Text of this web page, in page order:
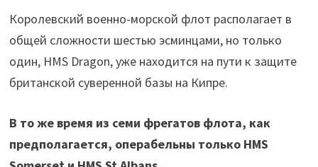
Королевский военно-морской флот располагает в
общей сложности шестью эсминцами, но только
один, HMS Dragon, уже находится на пути к защите
британской суверенной базы на Кипре.
В то же время из семи фрегатов флота, как
предполагается, операбельны только HMS